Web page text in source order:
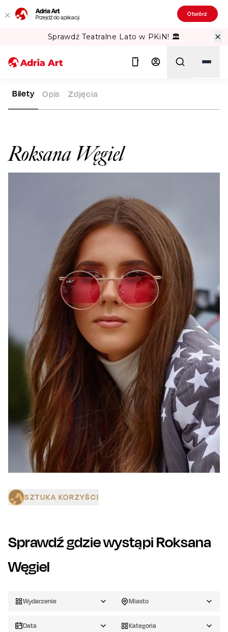
Adria Art
Przejdź do aplikacji Otwórz
Sprawdź Teatralne Lato w PKiN! 🏛️
ADRIA ART ARTYŚCI ROKSANA WĘGIEL
Roksana Węgiel
Bilety Opis Zdjęcia
SZTUKA KORZYŚCI
Sprawdź gdzie wystąpi Roksana
Węgiel
Wydarzenie Miasto
Data Kategoria